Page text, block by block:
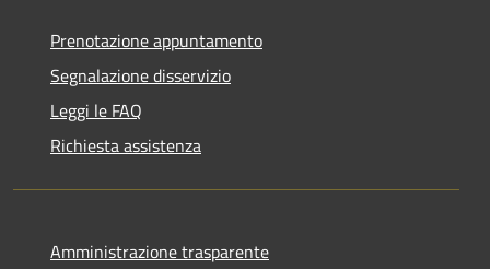
Prenotazione appuntamento
Segnalazione disservizio
Leggi le FAQ
Richiesta assistenza
Amministrazione trasparente